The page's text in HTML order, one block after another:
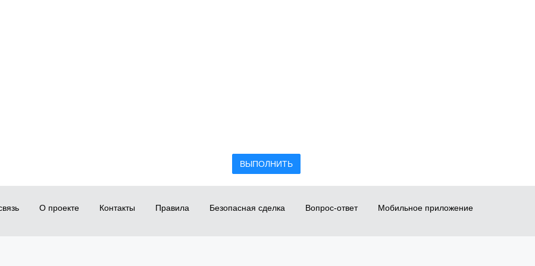
ВЫПОЛНИТЬ
О проекте Контакты Правила Безопасная сделка Вопрос-ответ Мобильное приложение